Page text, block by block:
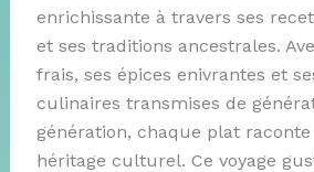
enrichissante à travers ses
et ses traditions ancestrales.
frais, ses épices enivrantes et
culinaires transmises de
génération, chaque plat
héritage culturel. Ce voyage